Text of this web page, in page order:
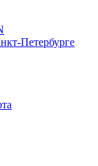
Петербурге